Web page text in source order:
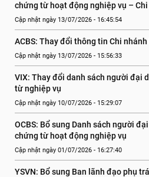
chứng từ hoạt động nghiệp vụ – Chi
Cập nhật ngày 13/07/2026 - 16:45:54
ACBS: Thay đổi thông tin Chi
Cập nhật ngày 13/07/2026 - 15:56:33
VIX: Thay đổi danh sách người đại
từ nghiệp vụ
Cập nhật ngày 10/07/2026 - 15:29:07
OCBS: Bổ sung Danh sách người
chứng từ hoạt động nghiệp vụ
Cập nhật ngày 01/07/2026 - 16:27:40
YSVN: Bổ sung Ban lãnh đạo phụ